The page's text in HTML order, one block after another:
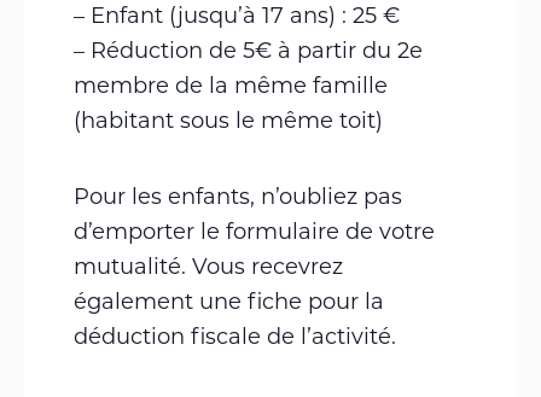
– Enfant (jusqu’à 17 ans) : 25 €
– Réduction de 5€ à partir du 2e
membre de la même famille
(habitant sous le même toit)
Pour les enfants, n’oubliez pas
d’emporter le formulaire de votre
mutualité. Vous recevrez
également une fiche pour la
déduction fiscale de l’activité.